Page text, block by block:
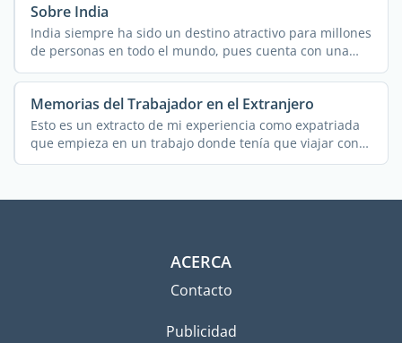
Sobre India
India siempre ha sido un destino atractivo para millones
de personas en todo el mundo, pues cuenta con una
rica e ...
Memorias del Trabajador en el Extranjero
Esto es un extracto de mi experiencia como expatriada
que empieza en un trabajo donde tenía que viajar con
...
ACERCA
Contacto
Publicidad